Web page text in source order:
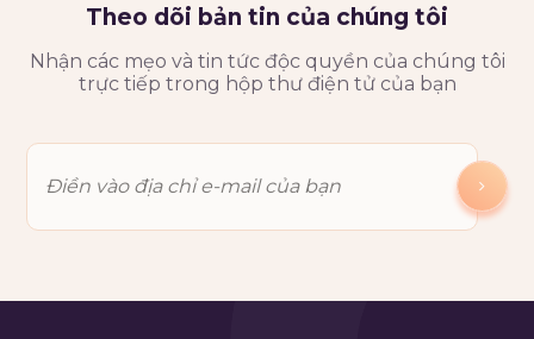
Theo dõi bản tin của chúng tôi
Nhận các mẹo và tin tức độc quyền của chúng tôi
trực tiếp trong hộp thư điện tử của bạn